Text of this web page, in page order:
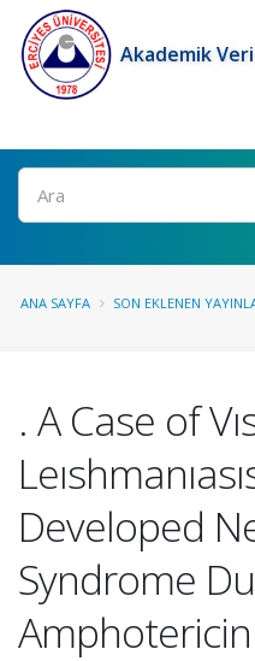
Akademik
Ara
ANA SAYFA SON EKLENEN
. A Case of
Developed
Syndrome